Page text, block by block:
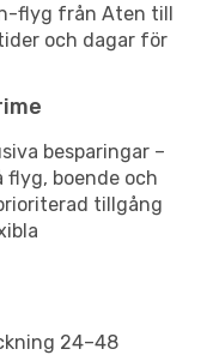
flyg från Aten till
och dagar för
besparingar –
boende och
tillgång
24–48